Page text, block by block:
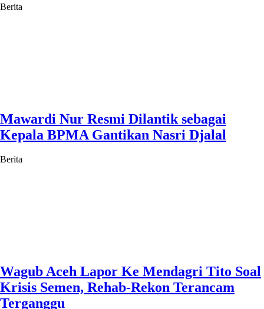
Berita
Mawardi Nur Resmi Dilantik sebagai
Kepala BPMA Gantikan Nasri Djalal
Berita
Wagub Aceh Lapor Ke Mendagri Tito Soal
Krisis Semen, Rehab-Rekon Terancam
Terganggu